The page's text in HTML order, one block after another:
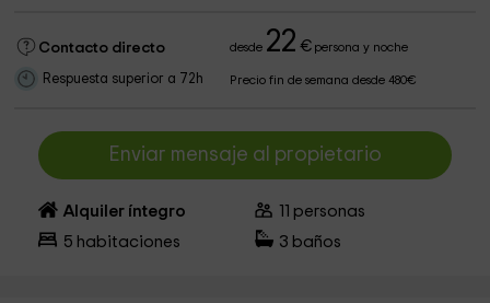
Contacto directo desde 22 €persona y noche
Respuesta superior a 72h Precio fin de semana desde 480€
Enviar mensaje al propietario
Alquiler íntegro
personas
5 habitaciones 3 baños